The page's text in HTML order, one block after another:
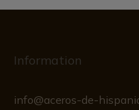
Information
info@aceros-de-